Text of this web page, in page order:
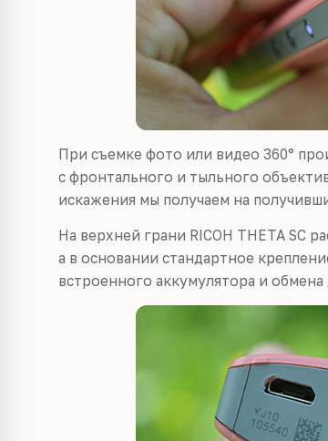
При съемке фото или видео 360°
с фронтального и тыльного
искажения мы получаем на
На верхней грани RICOH THETA SC
а в основании стандартное
встроенного аккумулятора и